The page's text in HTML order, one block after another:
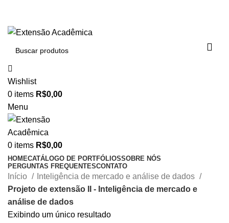
Wishlist
0 items R$0,00
Menu
0 items R$0,00
HOMECATÁLOGO DE PORTFÓLIOSSOBRE NÓS
PERGUNTAS FREQUENTESCONTATO
Início
Inteligência de mercado e análise de dados
Projeto de extensão II - Inteligência de mercado e
análise de dados
Exibindo um único resultado